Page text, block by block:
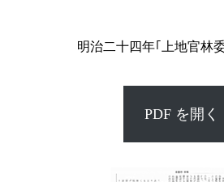
明治二十四年｢上地官林
PDF を開く